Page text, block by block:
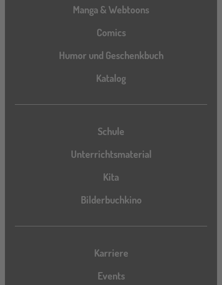
Manga & Webtoons
Comics
Humor und Geschenkbuch
Katalog
Katalog
Schule
Unterrichtsmaterial
Kita
Bilderbuchkino
Karriere
Events